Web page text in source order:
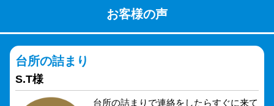
お客様の声
台所の詰まり
S.T様
台所の詰まりで連絡をしたらすぐに来て